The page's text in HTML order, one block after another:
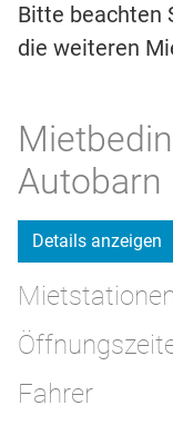
Bitte beachten
die weiteren
Autobarn
Details anzeigen
Fahrer